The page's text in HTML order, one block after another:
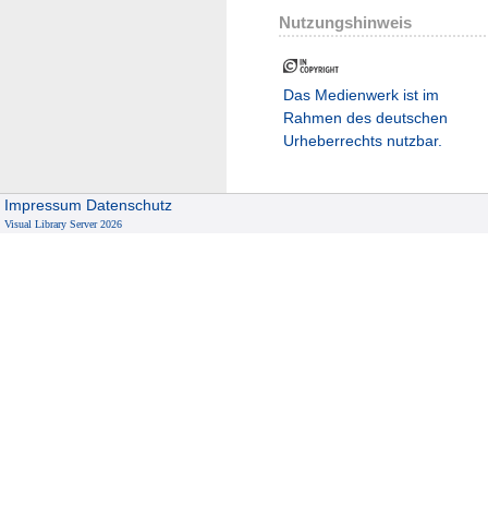
Nutzungshinweis
Das Medienwerk ist im
Rahmen des deutschen
Urheberrechts nutzbar.
Impressum Datenschutz
Visual Library Server 2026